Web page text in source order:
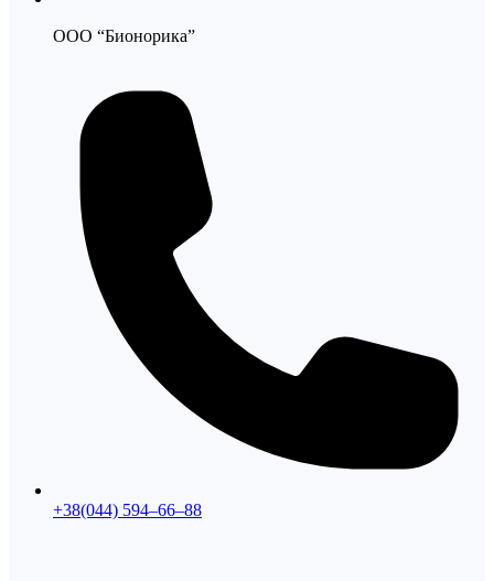
ООО “Бионорика”
+38(044) 594–66–88